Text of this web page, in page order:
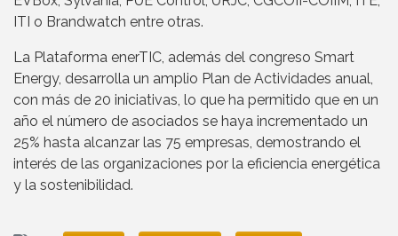
ITI o Brandwatch entre otras.
La Plataforma enerTIC, además del congreso Smart
Energy, desarrolla un amplio Plan de Actividades anual,
con más de 20 iniciativas, lo que ha permitido que en un
año el número de asociados se haya incrementado un
25% hasta alcanzar las 75 empresas, demostrando el
interés de las organizaciones por la eficiencia energética
y la sostenibilidad.